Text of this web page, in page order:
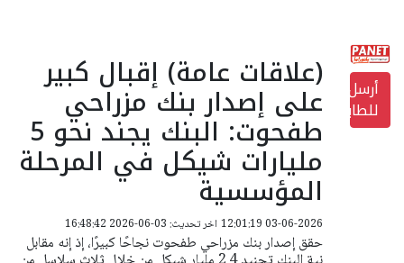
أرسل
للطابعة
(علاقات عامة) إقبال كبير
على إصدار بنك مزراحي
طفحوت: البنك يجند نحو 5
مليارات شيكل في المرحلة
المؤسسية
03-06-2026 12:01:19 اخر تحديث: 03-06-2026 16:48:42
حقق إصدار بنك مزراحي طفحوت نجاحًا كبيرًا، إذ إنه مقابل